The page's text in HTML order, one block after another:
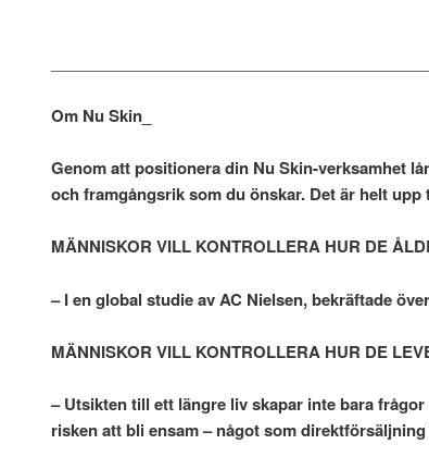
Om Nu Skin_
Genom att positionera din Nu Skin-verksamhet
och framgångsrik som du önskar. Det är helt
MÄNNISKOR VILL KONTROLLERA HUR DE
– I en global studie av AC Nielsen, bekräftade
MÄNNISKOR VILL KONTROLLERA HUR DE
– Utsikten till ett längre liv skapar inte bara
risken att bli ensam – något som